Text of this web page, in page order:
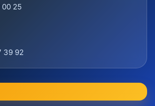
00 25
39 92